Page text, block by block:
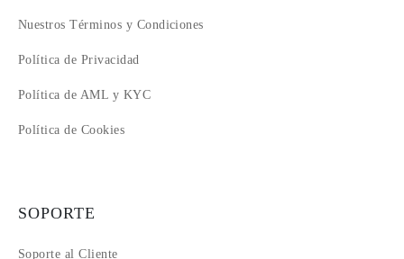
Nuestros Términos y Condiciones
Política de Privacidad
Política de AML y KYC
Política de Cookies
SOPORTE
Soporte al Cliente